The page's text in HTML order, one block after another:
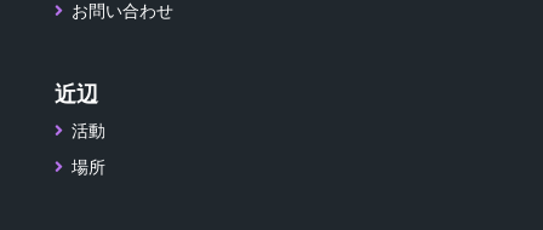
お問い合わせ
近辺
活動
場所